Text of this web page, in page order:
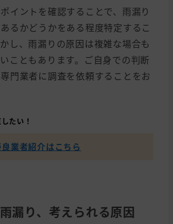
イントを確認することで、雨漏り
るかどうかをある程度特定するこ
し、雨漏りの原因は複雑な場合も
こともあります。ご自身での判断
門業者に調査を依頼することをお
たい！
業者紹介はこちら
漏り、考えられる原因